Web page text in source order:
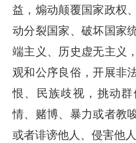
益，煽动颠覆国家政权
动分裂国家、破坏国家
端主义、历史虚无主义
观和公序良俗，开展非
恨、民族歧视，挑动
情、赌博、暴力或者教
或者诽谤他人、侵害他